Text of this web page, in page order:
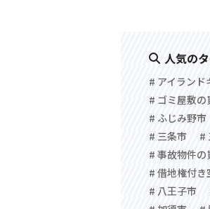
人気の
# アイランド
# ゴミ屋敷
# ふじみ野市
# 三条市
#
# 事故物件
# 借地権付
# 八王子市